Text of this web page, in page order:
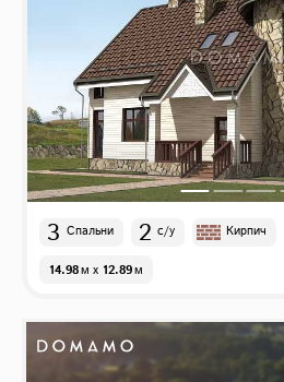
3 Спальни 2 с/у Кирпич
14.98м x 12.89м